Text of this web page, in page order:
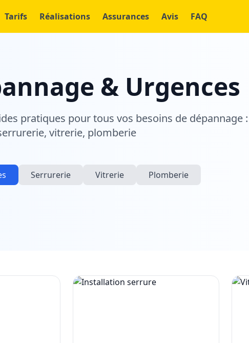
Tarifs Réalisations Assurances Avis FAQ
& Urgences
pratiques pour tous vos besoins de dépannage :
vitrerie, plomberie
Serrurerie Vitrerie Plomberie